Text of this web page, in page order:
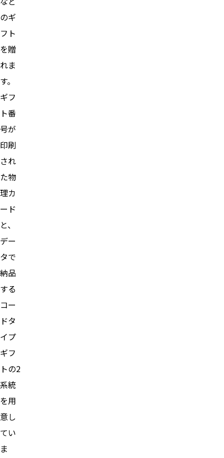
のギ
フト
を贈
れま
す。
ギフ
ト番
号が
印刷
され
た物
理カ
ード
と、
デー
タで
納品
する
コー
ドタ
イプ
ギフ
トの2
系統
を用
意し
てい
ま